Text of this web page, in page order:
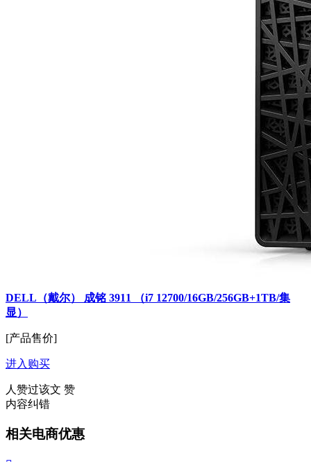
DELL（戴尔） 成铭 3911 （i7 12700/16GB/256GB+1TB/集
显）
[产品售价]
进入购买
人赞过该文 赞
内容纠错
相关电商优惠